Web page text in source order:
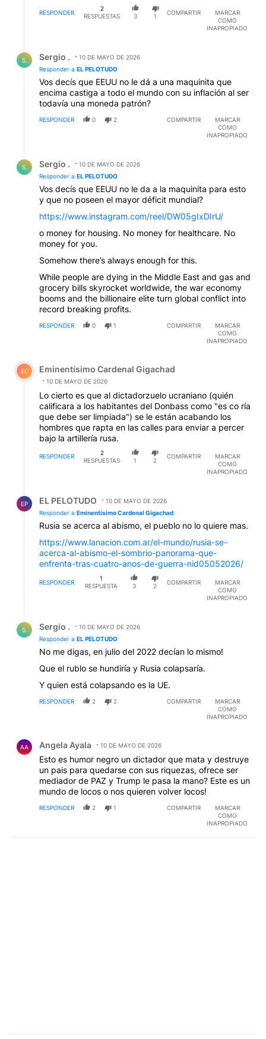
RESPONDER
2
RESPUESTAS
3 1
COMPARTIR
MARCAR
COMO
INAPROPIADO
S. Sergio .
10 DE MAYO DE 2026
Responder a EL PELOTUDO
Vos decís que EEUU no le dá a una maquinita que
encima castiga a todo el mundo con su inflación al ser
todavía una moneda patrón?
RESPONDER 0 2 COMPARTIR
MARCAR
COMO
INAPROPIADO
S. Sergio .
10 DE MAYO DE 2026
Responder a EL PELOTUDO
Vos decís que EEUU no le da a la maquinita para esto
y que no poseen el mayor déficit mundial?
https://www.instagram.com/reel/DW05gIxDIrU/
o money for housing. No money for healthcare. No
money for you.
Somehow there’s always enough for this.
While people are dying in the Middle East and gas and
grocery bills skyrocket worldwide, the war economy
booms and the billionaire elite turn global conflict into
record breaking profits.
RESPONDER 0 1 COMPARTIR
MARCAR
COMO
INAPROPIADO
Comentario de Eminentísimo Cardenal Gigachad.
EC Eminentísimo Cardenal Gigachad
10 DE MAYO DE 2026
Lo cierto es que al dictadorzuelo ucraniano (quién
calificara a los habitantes del Donbass como "es co ría
que debe ser limpiada") se le están acabando los
hombres que rapta en las calles para enviar a percer
bajo la artillería rusa.
RESPONDER
2
RESPUESTAS
1 2
COMPARTIR
MARCAR
COMO
INAPROPIADO
EP EL PELOTUDO
10 DE MAYO DE 2026
Responder a Eminentísimo Cardenal Gigachad
Rusia se acerca al abismo, el pueblo no lo quiere mas.
https://www.lanacion.com.ar/el-mundo/rusia-se-
acerca-al-abismo-el-sombrio-panorama-que-
enfrenta-tras-cuatro-anos-de-guerra-nid05052026/
RESPONDER
1
RESPUESTA
3 2
COMPARTIR
MARCAR
COMO
INAPROPIADO
S. Sergio .
10 DE MAYO DE 2026
Responder a EL PELOTUDO
No me digas, en julio del 2022 decían lo mismo!
Que el rublo se hundiría y Rusia colapsaría.
Y quien está colapsando es la UE.
RESPONDER 2 2 COMPARTIR
MARCAR
COMO
INAPROPIADO
AA Angela Ayala 10 DE MAYO DE 2026
Esto es humor negro un dictador que mata y destruye
un pais para quedarse con sus riquezas, ofrece ser
mediador de PAZ y Trump le pasa la mano? Este es un
mundo de locos o nos quieren volver locos!
RESPONDER 2 1 COMPARTIR
MARCAR
COMO
INAPROPIADO